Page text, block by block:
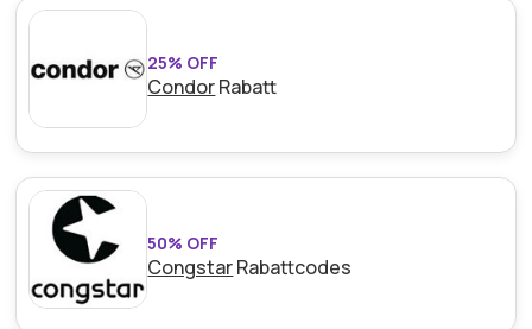
25% OFF
CondorRabatt
50% OFF
CongstarRabattcodes